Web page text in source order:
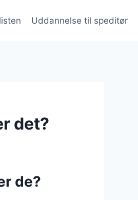
Uddannelse til speditør
det?
de?